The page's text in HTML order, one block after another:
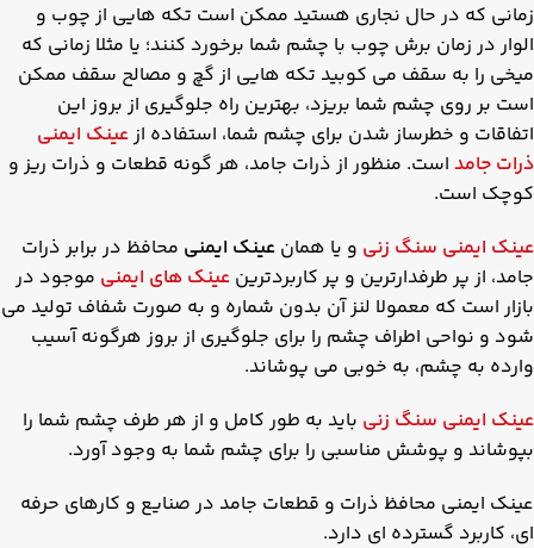
زمانی که در حال نجاری هستید ممکن است تکه هایی از چوب و
الوار در زمان برش چوب با چشم شما برخورد کنند؛ یا مثلا زمانی که
میخی را به سقف می کوبید تکه هایی از گچ و مصالح سقف ممکن
است بر روی چشم شما بریزد، بهترین راه جلوگیری از بروز این
اتفاقات و خطرساز شدن برای چشم شما، استفاده ازعینک ایمنی
ذرات جامد است. منظور از ذرات جامد، هر گونه قطعات و ذرات ریز و
کوچک است.
عینک ایمنی سنگ زنی و یا همان عینک ایمنی محافظ در برابر ذرات
جامد، از پر طرفدارترین و پر کاربردترین عینک های ایمنی موجود در
بازار است که معمولا لنز آن بدون شماره و به صورت شفاف تولید می
شود و نواحی اطراف چشم را برای جلوگیری از بروز هرگونه آسیب
وارده به چشم، به خوبی می پوشاند.
عینک ایمنی سنگ زنی باید به طور کامل و از هر طرف چشم شما را
بپوشاند و پوشش مناسبی را برای چشم شما به وجود آورد.
عینک ایمنی محافظ ذرات و قطعات جامد در صنایع و کارهای حرفه
ای، کاربرد گسترده ای دارد.